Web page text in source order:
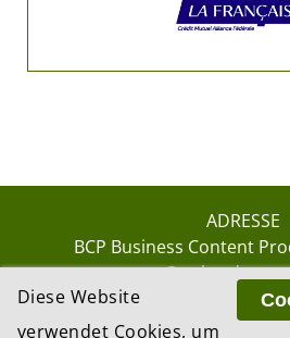
ADRESSE
BCP Business Content
8002
Diese Website
verwendet Cookies, um